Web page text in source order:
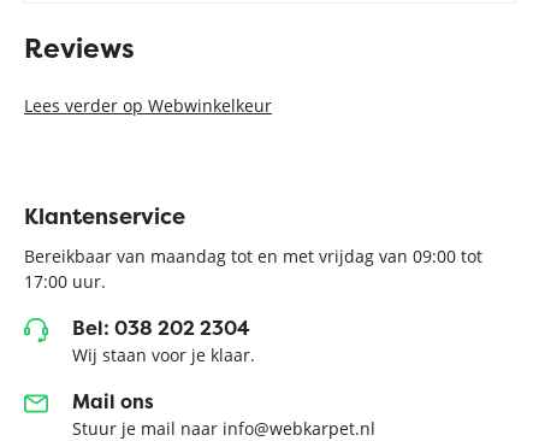
Reviews
Lees verder op Webwinkelkeur
Klantenservice
Bereikbaar van maandag tot en met vrijdag van 09:00 tot
17:00 uur.
Bel: 038 202 2304
Wij staan voor je klaar.
Mail ons
Stuur je mail naar info@webkarpet.nl